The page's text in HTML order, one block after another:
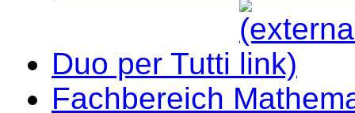
Duo per Tutti
Fachbereich